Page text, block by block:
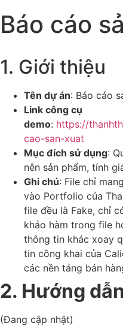
Báo cáo
1. Giới thiệu
Tên dự án: Báo cáo
Link công cụ
demo: https://
cao-san-xuat
Mục đích sử dụng:
nên sản phẩm, tính
Ghi chú: File chỉ
vào Portfolio của
file đều là Fake, chỉ
khảo hàm trong file
thông tin khác xoay
tin công khai của
các nền tảng bán
2. Hướng
(Đang cập nhật)